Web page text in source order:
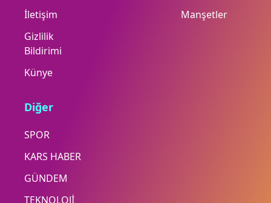
İletişim
Gizlilik
Bildirimi
Künye
Manşetler
Diğer
SPOR
KARS HABER
GÜNDEM
TEKNOLOJİ